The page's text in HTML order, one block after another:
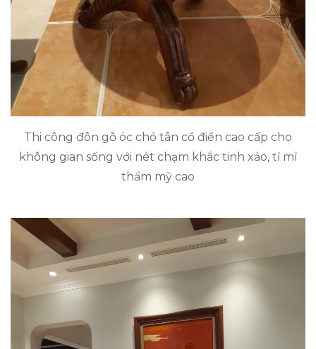
Thi công đôn gỗ óc chó tân cổ điển cao cấp cho
không gian sống với nét chạm khắc tinh xảo, tỉ mỉ
thẩm mỹ cao